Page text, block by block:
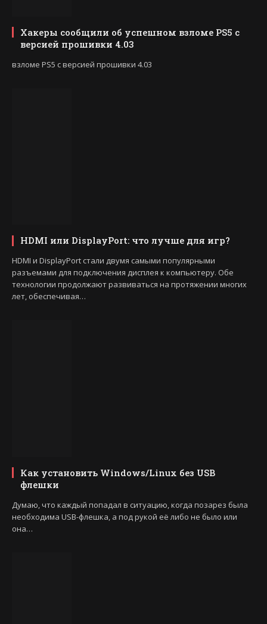
Хакеры сообщили об успешном взломе PS5 с
версией прошивки 4.03
взломе PS5 с версией прошивки 4.03
HDMI или DisplayPort: что лучше для игр?
HDMI и DisplayPort стали двумя самыми популярными
разъемами для подключения дисплея к компьютеру. Обе
технологии продолжают развиваться на протяжении многих
лет, обеспечивая…
Как установить Windows/Linux без USB
флешки
Думаю, что каждый попадал в ситуацию, когда позарез была
необходима USB-флешка, а под рукой её либо не было или
она…